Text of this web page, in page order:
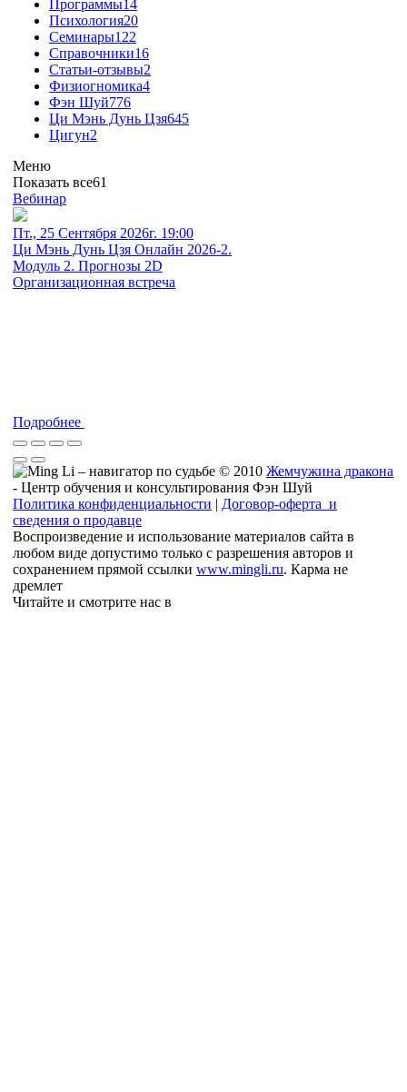
Программы14
Психология20
Семинары122
Справочники16
Статьи-отзывы2
Физиогномика4
Фэн Шуй776
Ци Мэнь Дунь Цзя645
Цигун2
Меню
Показать все61
Вебинар
Пт., 25 Сентября 2026г. 19:00
Ци Мэнь Дунь Цзя Онлайн 2026-2.
Модуль 2. Прогнозы 2D
Организационная встреча
Подробнее
© 2010 Жемчужина дракона
- Центр обучения и консультирования Фэн Шуй
Политика конфиденциальности | Договор-оферта и
сведения о продавце
Воспроизведение и использование материалов сайта в
любом виде допустимо только с разрешения авторов и
сохранением прямой ссылки www.mingli.ru. Карма не
дремлет
Читайте и смотрите нас в